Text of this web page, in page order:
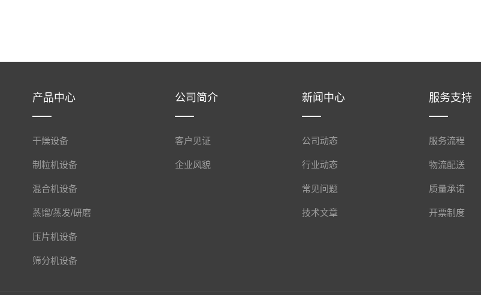
产品中心
干燥设备
制粒机设备
混合机设备
蒸馏/蒸发/研磨
压片机设备
筛分机设备
公司简介
客户见证
企业风貌
新闻中心
公司动态
行业动态
常见问题
技术文章
服务支持
服务流程
物流配送
质量承诺
开票制度